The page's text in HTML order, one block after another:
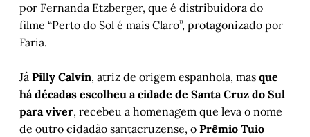
por Fernanda Etzberger, que é distribuidora do
filme “Perto do Sol é mais Claro”, protagonizado por
Faria.
Já Pilly Calvin, atriz de origem espanhola, mas que
há décadas escolheu a cidade de Santa Cruz do Sul
para viver, recebeu a homenagem que leva o nome
de outro cidadão santacruzense, o Prêmio Tuio